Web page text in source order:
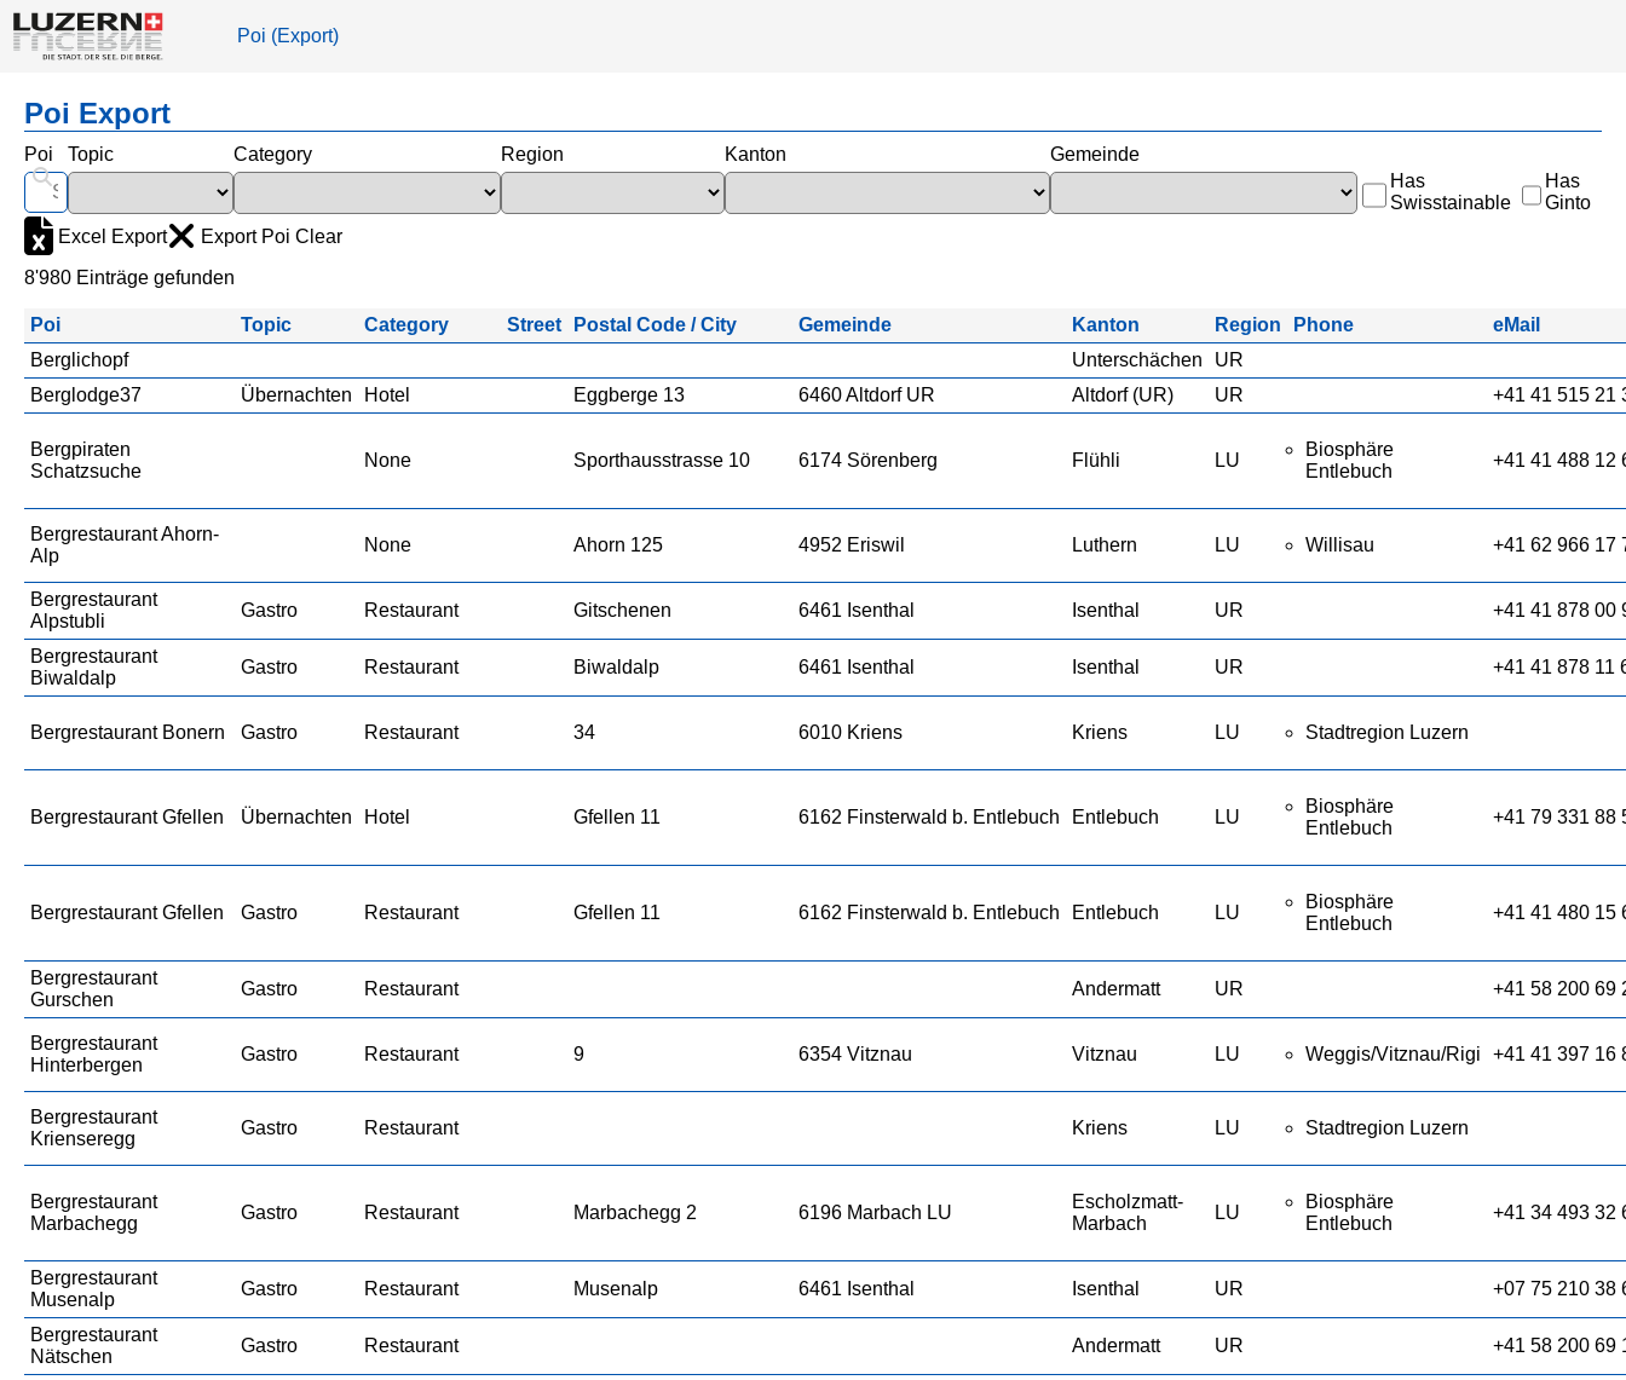
Poi (Export)
Poi Export
Poi Topic Category Region Kanton
Gemeinde
Has
Swisstainable
Has
Ginto
Excel Export
Export Poi Clear
8'980 Einträge gefunden
Poi Topic Category Street Postal Code / City Gemeinde Kanton Region Phone
eMail
Berglichopf
Unterschächen
UR
Berglodge37
Übernachten Hotel Eggberge 13 6460 Altdorf UR Altdorf (UR) UR +41 41 515 21
Bergpiraten
Schatzsuche
None Sporthausstrasse 10 6174 Sörenberg Flühli LU
Biosphäre
Entlebuch
+41 41 488 12
Bergrestaurant Ahorn-
Alp
None Ahorn 125 4952 Eriswil Luthern LU Willisau +41 62 966 17
Bergrestaurant
Alpstubli
Gastro Restaurant Gitschenen 6461 Isenthal Isenthal UR +41 41 878 00
Bergrestaurant
Biwaldalp
Gastro Restaurant Biwaldalp 6461 Isenthal Isenthal UR +41 41 878 11
Bergrestaurant Bonern Gastro Restaurant 34 6010 Kriens Kriens LU Stadtregion Luzern
Bergrestaurant Gfellen Übernachten Hotel Gfellen 11 6162 Finsterwald b. Entlebuch Entlebuch LU
Biosphäre
Entlebuch
+41 79 331 88
Bergrestaurant Gfellen Gastro Restaurant Gfellen 11 6162 Finsterwald b. Entlebuch Entlebuch LU
Biosphäre
Entlebuch
+41 41 480 15
Bergrestaurant
Gurschen
Gastro Restaurant Andermatt UR +41 58 200 69
Bergrestaurant
Hinterbergen
Gastro Restaurant 9 6354 Vitznau Vitznau LU Weggis/Vitznau/Rigi +41 41 397 16
Bergrestaurant
Krienseregg
Gastro Restaurant Kriens LU Stadtregion Luzern
Bergrestaurant
Marbachegg
Gastro Restaurant Marbachegg 2 6196 Marbach LU
Escholzmatt-
Marbach
LU
Biosphäre
Entlebuch
+41 34 493 32
Bergrestaurant
Musenalp
Gastro Restaurant Musenalp 6461 Isenthal Isenthal UR +07 75 210 38
Bergrestaurant
Nätschen
Gastro Restaurant Andermatt UR +41 58 200 69